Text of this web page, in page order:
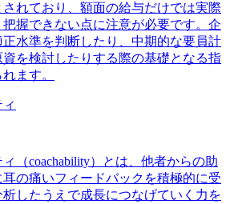
れており、額面の給与だけでは実際
握できない点に注意が必要です。企
水準を判断したり、中期的な要員計
を検討したりする際の基礎となる指
ます。
（coachability）とは、他者からの助
の痛いフィードバックを積極的に受
したうえで成長につなげていく力を